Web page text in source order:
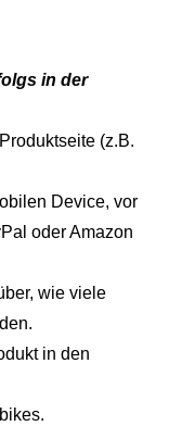
in der
(z.B.
Device, vor
oder Amazon
wie viele
in den